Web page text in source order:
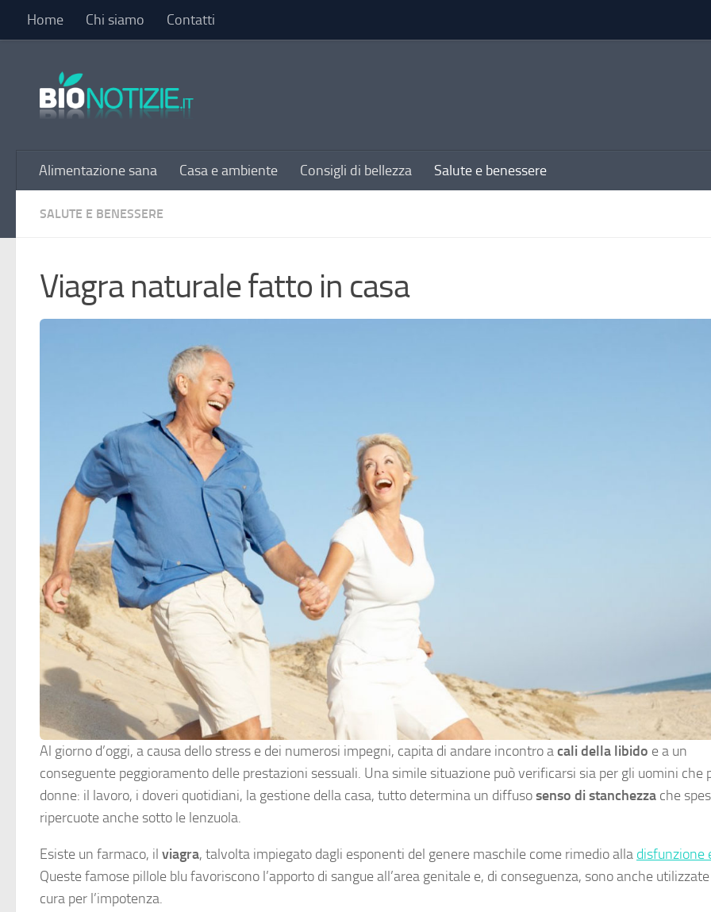
Sotto il contenuto
Home Chi siamo Contatti
Alimentazione sana Casa e ambiente Consigli di bellezza Salute e benessere
SALUTE E BENESSERE
Viagra naturale fatto in casa
Al giorno d’oggi, a causa dello stress e dei numerosi impegni, capita di andare incontro acali della libido e a un
conseguente peggioramento delle prestazioni sessuali. Una simile situazione può verificarsi sia per gli uomini che
donne: il lavoro, i doveri quotidiani, la gestione della casa, tutto determina un diffusosenso di stanchezza che
ripercuote anche sotto le lenzuola.
Esiste un farmaco, il viagra, talvolta impiegato dagli esponenti del genere maschile come rimedio alla disfunzione
Queste famose pillole blu favoriscono l’apporto di sangue all’area genitale e, di conseguenza, sono anche
cura per l’impotenza.